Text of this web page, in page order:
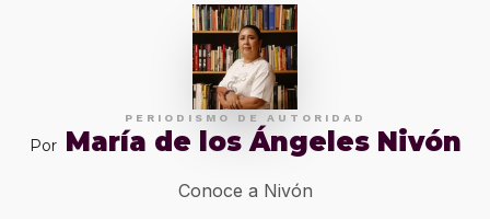
PERIODISMO DE AUTORIDAD
Por María de los Ángeles Nivón
Conoce a Nivón